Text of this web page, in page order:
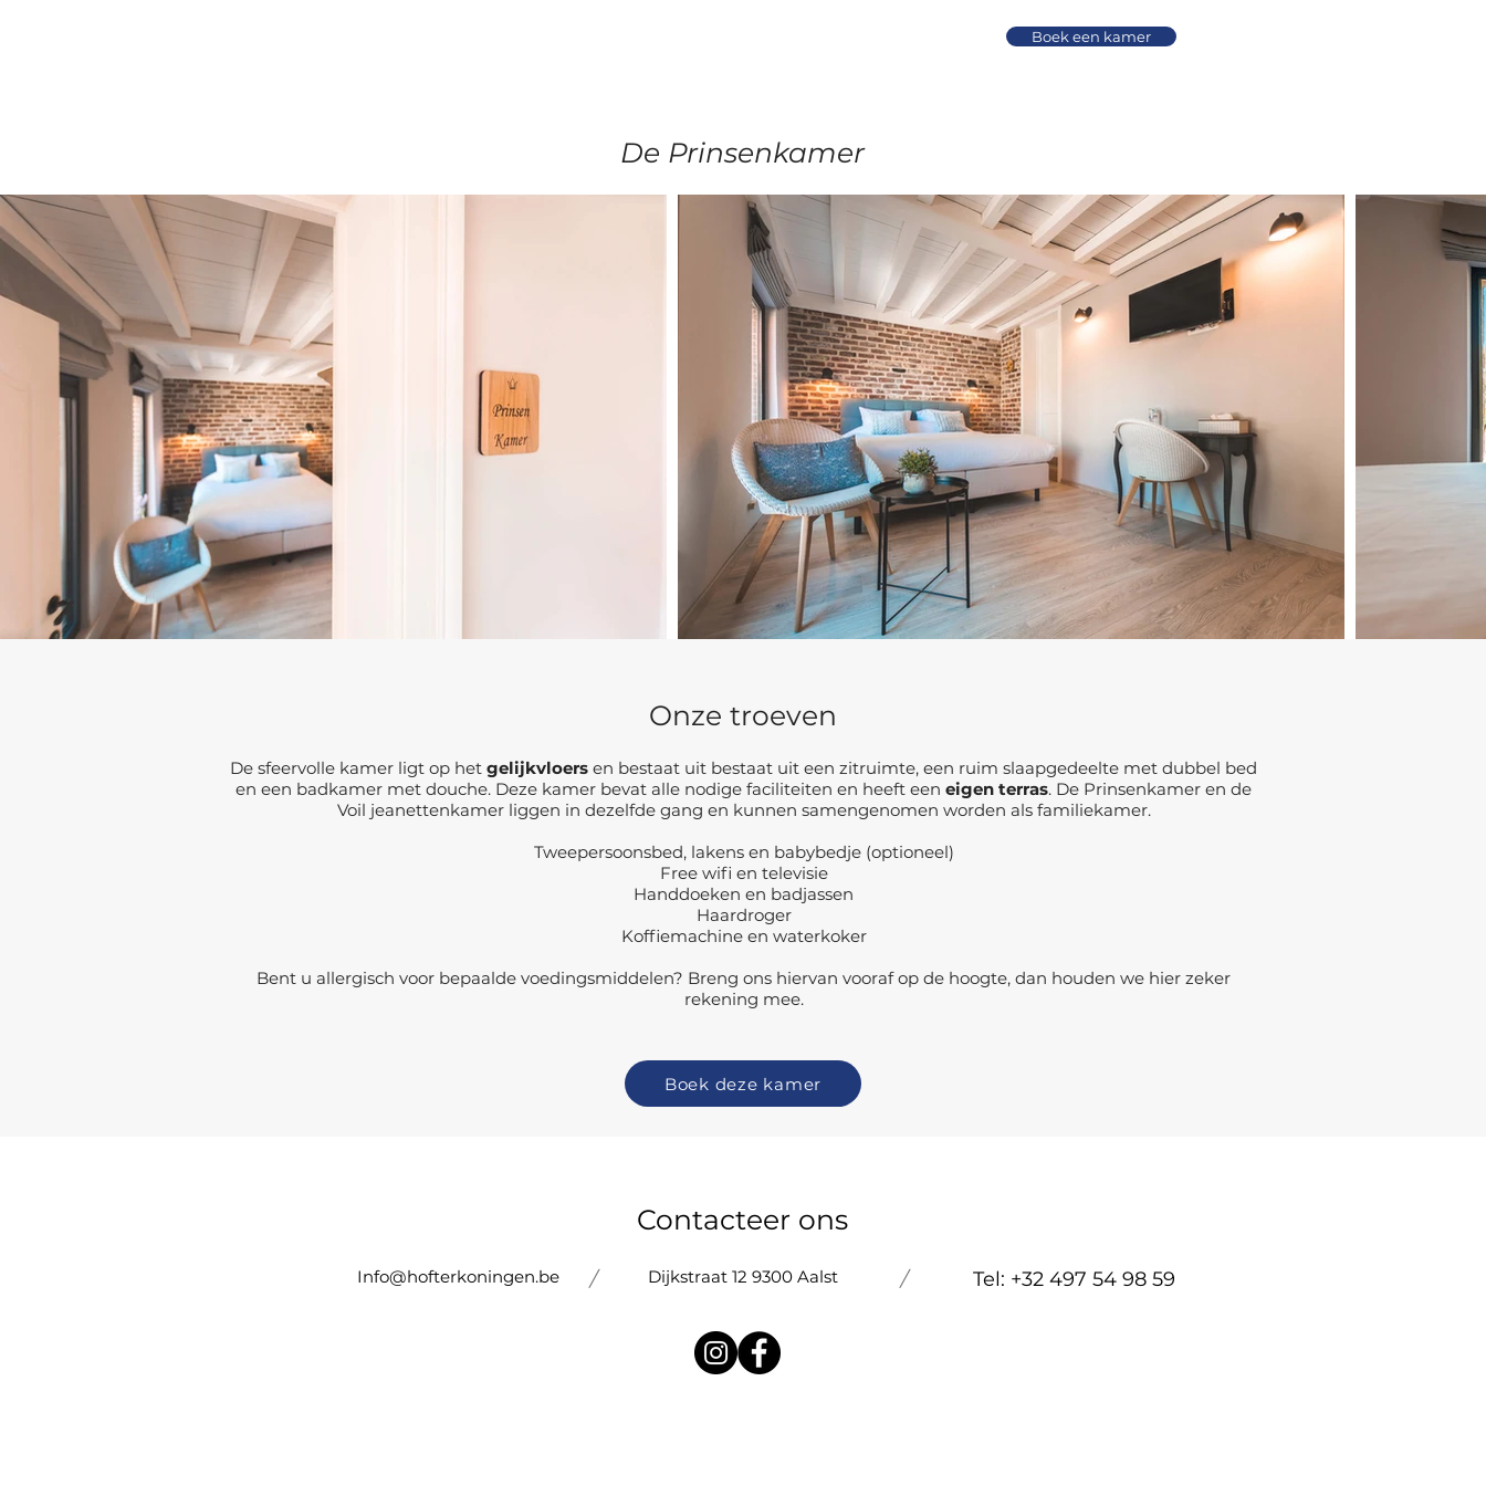
Boek een kamer
De Prinsenkamer
Onze troeven
De sfeervolle kamer ligt op het gelijkvloers en bestaat uit bestaat uit een zitruimte, een ruim slaapgedeelte met dubbel bed
en een badkamer met douche. Deze kamer bevat alle nodige faciliteiten en heeft een eigen terras. De Prinsenkamer en de
Voil jeanettenkamer liggen in dezelfde gang en kunnen samengenomen worden als familiekamer.
Tweepersoonsbed, lakens en babybedje (optioneel)
Free wifi en televisie
Handdoeken en badjassen
Haardroger
Koffiemachine en waterkoker
Bent u allergisch voor bepaalde voedingsmiddelen? Breng ons hiervan vooraf op de hoogte, dan houden we hier zeker
rekening mee.
Boek deze kamer
Contacteer ons
Tel: +32 497 54 98 59
Info@hofterkoningen.be Dijkstraat 12 9300 Aalst
/ /